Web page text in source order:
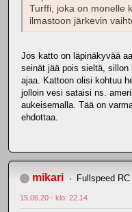
Turffi, joka on monelle
ilmastoon järkevin
Jos katto on läpinäkyvää
seinät jää pois sieltä,
ajaa. Kattoon olisi kohtuu
jolloin vesi sataisi ns.
aukeisemalla. Tää on
ehdottaa.
mikari Fullspeed RC
15.06.20 - klo: 22.14